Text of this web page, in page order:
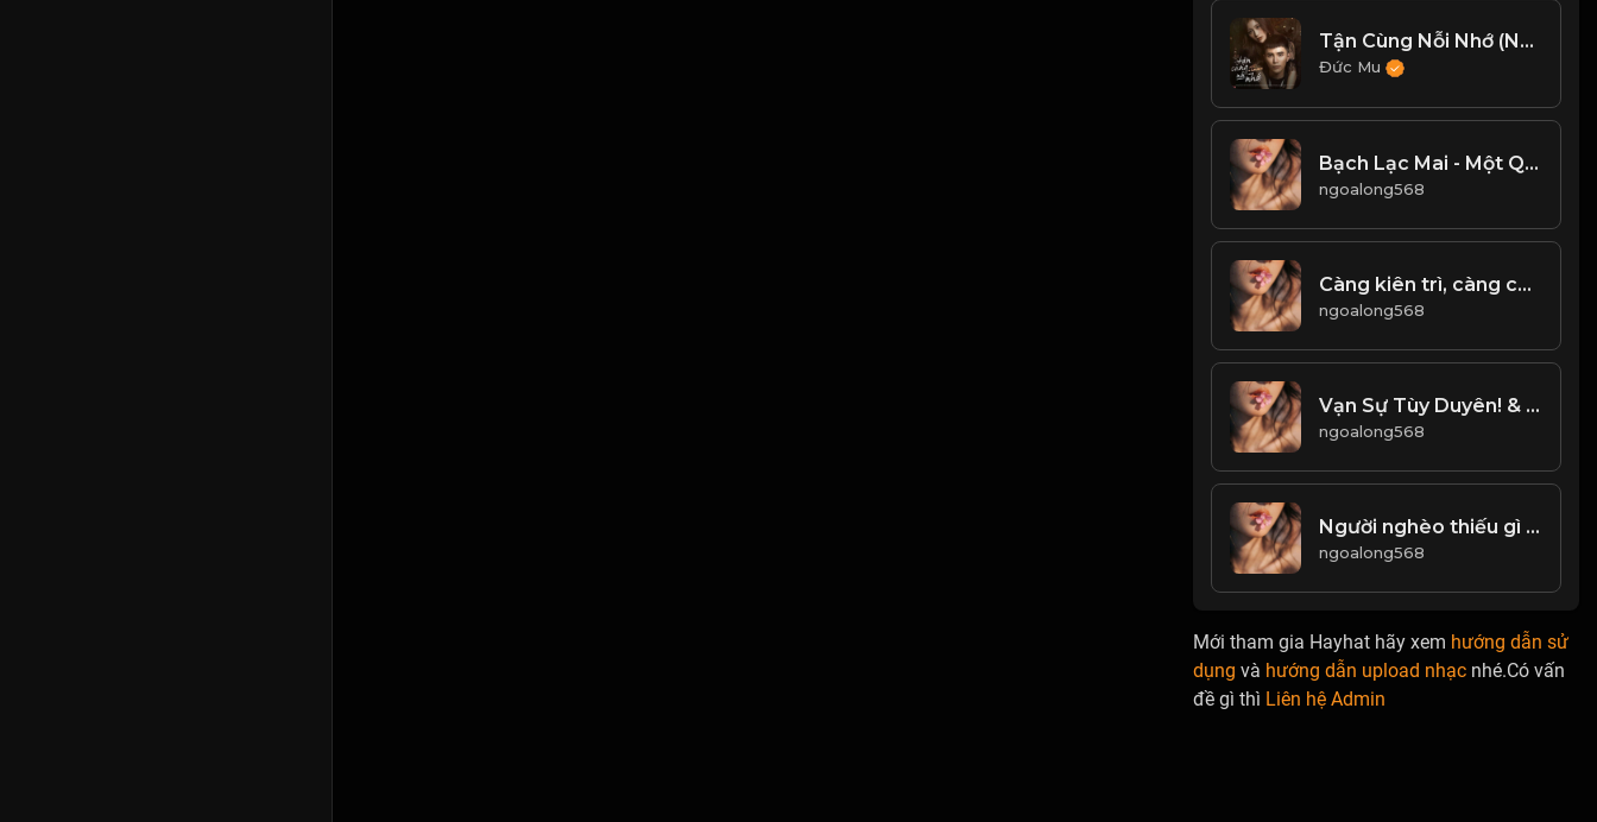
Tận Cùng Nỗi Nhớ (New Version) - Will, Han Sara
Đức Mu
Bạch Lạc Mai - Một Quyển Phong Hoa Đại Đường! & Đạo
ngoalong568
Càng kiên trì, càng có khả năng thành công! & Đạo
ngoalong568
Vạn Sự Tùy Duyên! & Đạo
ngoalong568
Người nghèo thiếu gì nhất! & Đạo
ngoalong568
Mới tham gia Hayhat hãy xem hướng dẫn sử
dụng và hướng dẫn upload nhạc nhé.Có vấn
đề gì thì Liên hệ Admin